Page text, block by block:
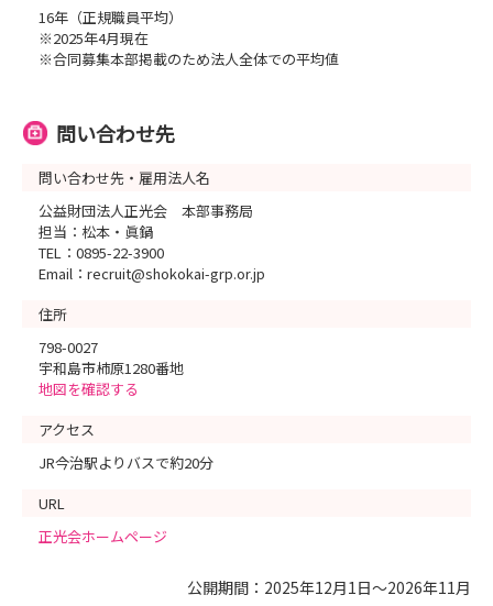
16年（正規職員平均）
※2025年4月現在
※合同募集本部掲載のため法人全体での平均値
問い合わせ先
問い合わせ先・雇用法人名
公益財団法人正光会 本部事務局
担当：松本・眞鍋
TEL：0895-22-3900
Email：recruit@shokokai-grp.or.jp
住所
798-0027
宇和島市柿原1280番地
地図を確認する
アクセス
JR今治駅よりバスで約20分
URL
正光会ホームページ
公開期間：2025年12月1日～2026年11月